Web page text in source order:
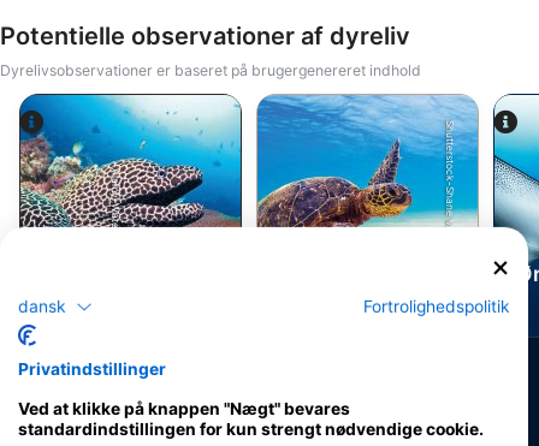
Potentielle observationer af dyreliv
Dyrelivsobservationer er baseret på brugergenereret indhold
Alamy-WaterFrame
Muræneål
22Observationer
Shutterstock-Shane Myers Photography
Grøn skildpadde
dansk Fortrolighedspolitik
Privatindstillinger
Ved at klikke på knappen "Nægt" bevares
standardindstillingen for kun strengt nødvendige cookie.